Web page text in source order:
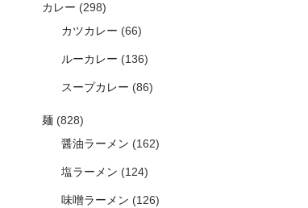
カレー (298)
カツカレー (66)
ルーカレー (136)
スープカレー (86)
麺(828)
醤油ラーメン (162)
塩ラーメン (124)
味噌ラーメン (126)